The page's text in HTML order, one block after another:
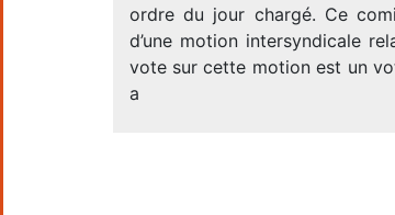
ordre du jour chargé. Ce
d’une motion intersyndicale
vote sur cette motion est un
a